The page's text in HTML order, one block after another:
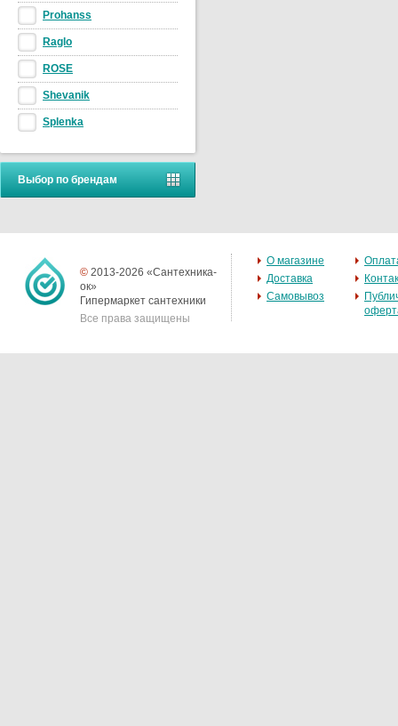
Prohanss
Raglo
ROSE
Shevanik
Splenka
Выбор по брендам
© 2013-2026 «Сантехника-
ок»
Гипермаркет сантехники
Все права защищены
О магазине
Доставка
Самовывоз